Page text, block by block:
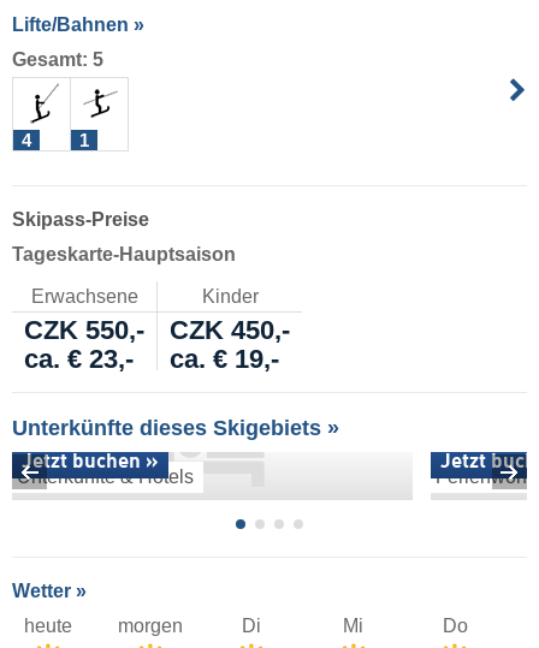
Lifte/Bahnen »
Gesamt: 5
4 1
Skipass-Preise
Tageskarte-Hauptsaison
Erwachsene Kinder
CZK 550,-
CZK 450,-
ca. € 23,-
ca. € 19,-
Unterkünfte dieses Skigebiets »
Unterkünfte & Hotels
Jetzt buchen » Jetzt
Wetter »
heute
morgen Di Mi Do